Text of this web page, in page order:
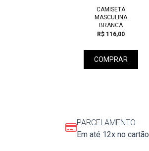
CAMISETA
MASCULINA
BRANCA
R$ 116,00
COMPRAR
PARCELAMENTO
Em até 12x no cartão